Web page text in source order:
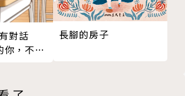
合報文學獎、教育部文藝創作獎、母語
等獎項。著有【山海經裡的故事：南山
啟程吧!玫瑰公主號》、《米米和他的
不怕鬼的書生》、《看笑話學成語》等
對話
你，不再
長腳的房子